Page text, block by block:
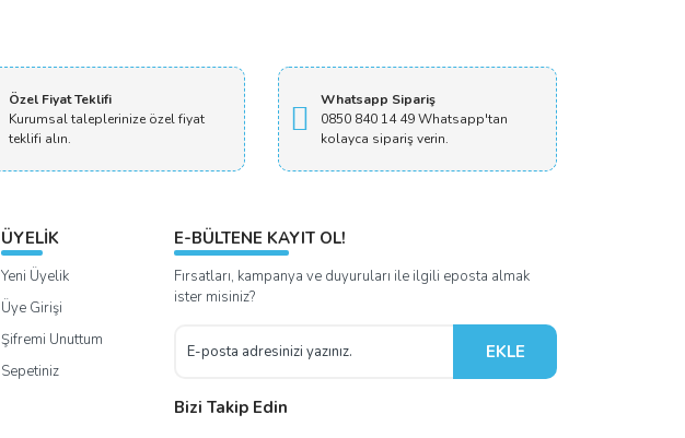
Özel Fiyat Teklifi
Kurumsal taleplerinize özel fiyat
teklifi alın.
Whatsapp Sipariş
0850 840 14 49 Whatsapp'tan
kolayca sipariş verin.
ÜYELİK
Yeni Üyelik
Üye Girişi
Şifremi Unuttum
Sepetiniz
E-BÜLTENE KAYIT OL!
Fırsatları, kampanya ve duyuruları ile ilgili eposta almak
ister misiniz?
EKLE
Bizi Takip Edin